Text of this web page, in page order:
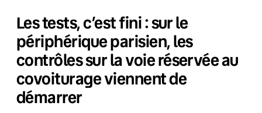
Les tests, c’est fini : sur le
périphérique parisien, les
contrôles sur la voie réservée au
covoiturage viennent de
démarrer